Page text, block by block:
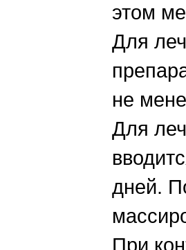
этом
Для
не
Для
дней.
При